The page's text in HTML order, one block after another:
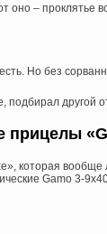
оно – проклятье
Но без
подбирал другой
прицелы «
которая
Gamo 3-